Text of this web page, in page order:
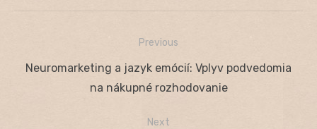
Navigácia
Previous
Previous
Neuromarketing a jazyk emócií: Vplyv podvedomia
na nákupné rozhodovanie
Next